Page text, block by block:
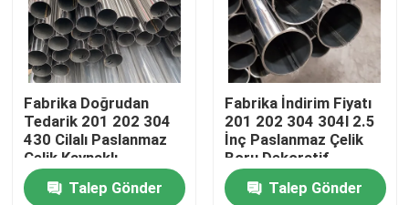
Fabrika Doğrudan
Tedarik 201 202 304
430 Cilalı Paslanmaz
Çelik Kaynaklı
Dekoratif Boru ve
BorularTalep Gönder
Fabrika İndirim Fiyatı
201 202 304 304l 2.5
İnç Paslanmaz Çelik
Boru Dekoratif
Yuvarlak Boru
Talep Gönder